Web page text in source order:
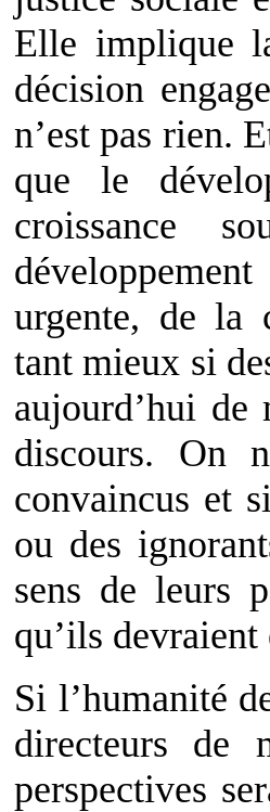
Elle implique
décision
n’est pas rien.
que le
croissance
urgente, de la
tant mieux si
aujourd’hui de
discours. On
convaincus et
ou des
sens de leurs
qu’ils devraient
Si l’humanité
directeurs de
perspectives